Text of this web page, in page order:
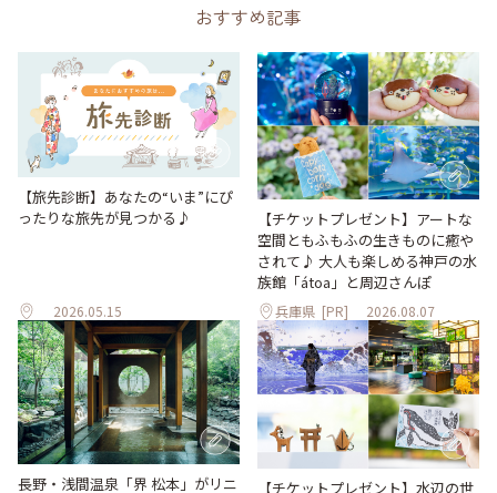
おすすめ記事
【旅先診断】あなたの“いま”にぴ
ったりな旅先が見つかる♪
2026.05.15
【チケットプレゼント】アートな
空間ともふもふの生きものに癒や
されて♪ 大人も楽しめる神戸の水
族館「átoa」と周辺さんぽ
兵庫県 [PR] 2026.08.07
長野・浅間温泉「界 松本」がリニ
【チケットプレゼント】水辺の世